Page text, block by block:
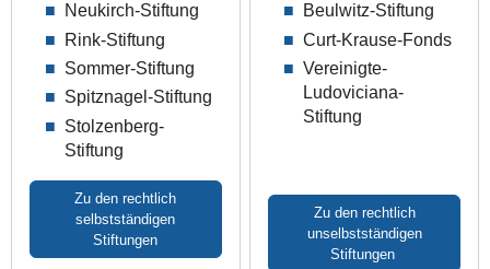
Neukirch-Stiftung
Rink-Stiftung
Sommer-Stiftung
Spitznagel-Stiftung
Stolzenberg-
Stiftung
Zu den rechtlich
selbstständigen
Stiftungen
Beulwitz-Stiftung
Curt-Krause-Fonds
Vereinigte-
Ludoviciana-
Stiftung
Zu den rechtlich
unselbstständigen
Stiftungen